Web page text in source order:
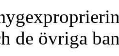
de övriga